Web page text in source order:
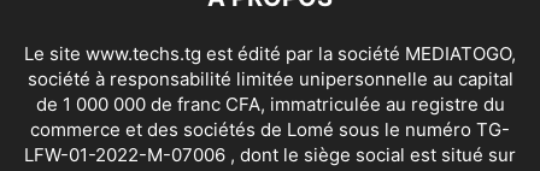
Le site www.techs.tg est édité par la société MEDIATOGO,
société à responsabilité limitée unipersonnelle au capital
de 1 000 000 de franc CFA, immatriculée au registre du
commerce et des sociétés de Lomé sous le numéro TG-
LFW-01-2022-M-07006 , dont le siège social est situé sur